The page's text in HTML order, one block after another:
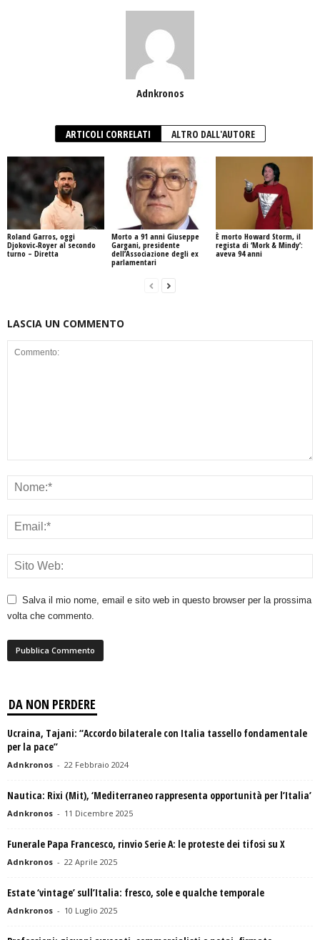
Adnkronos
ARTICOLI CORRELATI ALTRO DALL'AUTORE
Roland Garros, oggi
Djokovic-Royer al secondo
turno – Diretta
Morto a 91 anni Giuseppe
Gargani, presidente
dell’Associazione degli ex
parlamentari
È morto Howard Storm, il
regista di ‘Mork & Mindy’:
aveva 94 anni
LASCIA UN COMMENTO
Salva il mio nome, email e sito web in questo browser per la prossima
volta che commento.
DA NON PERDERE
Ucraina, Tajani: “Accordo bilaterale con Italia tassello fondamentale
per la pace”
Adnkronos - 22 Febbraio 2024
Nautica: Rixi (Mit), ‘Mediterraneo rappresenta opportunità per l’Italia’
Adnkronos - 11 Dicembre 2025
Funerale Papa Francesco, rinvio Serie A: le proteste dei tifosi su X
Adnkronos - 22 Aprile 2025
Estate ‘vintage’ sull’Italia: fresco, sole e qualche temporale
Adnkronos - 10 Luglio 2025